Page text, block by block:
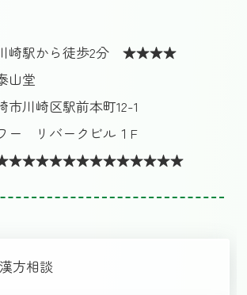
方相談
駅から徒歩2分 ★★★★
山堂
市川崎区駅前本町12-1
ー リバークビル１F